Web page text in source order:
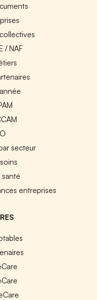
/ NAF
secteur
entreprises